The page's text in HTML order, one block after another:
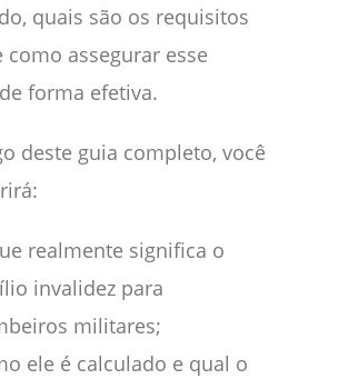
quais são os requisitos
como assegurar esse
forma efetiva.
deste guia completo, você
realmente significa o
invalidez para
militares;
ele é calculado e qual o